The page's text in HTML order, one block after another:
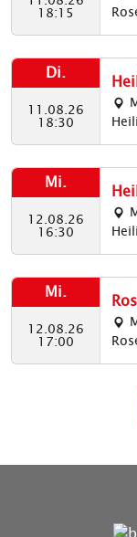
18:15
Di.
11.08.26
18:30
Mi.
12.08.26
16:30
Mi.
12.08.26
17:00